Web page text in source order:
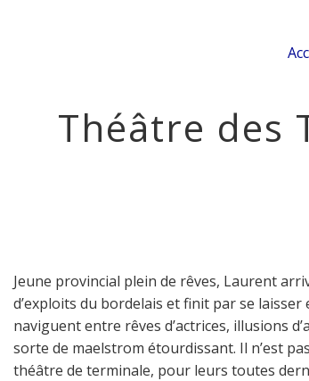
Théâtre des
Jeune provincial plein de rêves, Laurent
d’exploits du bordelais et finit par se
naviguent entre rêves d’actrices, illusions
sorte de maelstrom étourdissant. Il n’est
théâtre de terminale, pour leurs toutes